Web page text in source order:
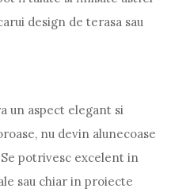
design de terasa sau
un aspect elegant si
nu devin alunecoase
potrivesc excelent in
sau chiar in proiecte